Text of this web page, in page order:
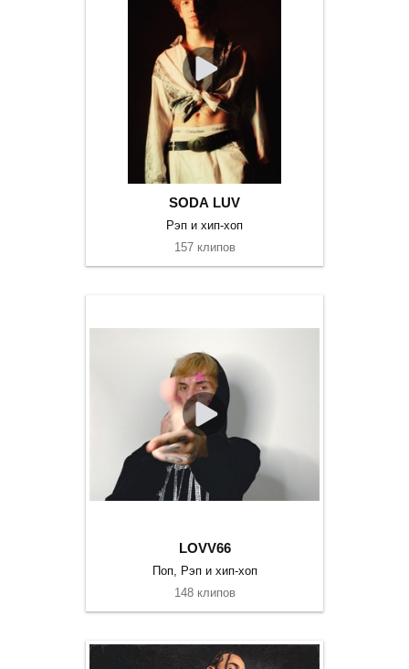
SODA LUV
Рэп и хип-хоп
157 клипов
LOVV66
Поп, Рэп и хип-хоп
148 клипов